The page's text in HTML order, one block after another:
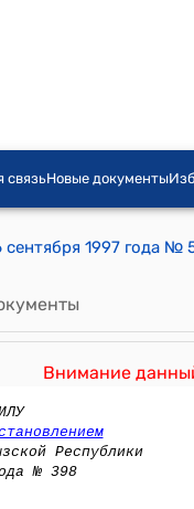
связьНовые документы
Внимание